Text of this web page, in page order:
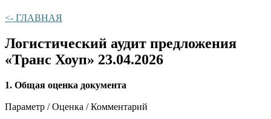
<- ГЛАВНАЯ
Логистический аудит предложения
«Транс Хоуп» 23.04.2026
1. Общая оценка документа
Параметр / Оценка / Комментарий